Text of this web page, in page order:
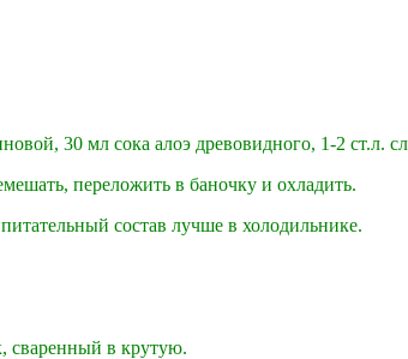
30 мл сока алоэ древовидного, 1-2 ст.л.
переложить в баночку и охладить.
состав лучше в холодильнике.
сваренный в крутую.